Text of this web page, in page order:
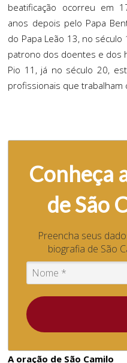
beatificação ocorreu em
anos depois pelo Papa
do Papa Leão 13, no século
patrono dos doentes e dos
Pio 11, já no século 20,
profissionais que trabalham
Conheça
de São
Preencha seus
biografia de São
A oração de São Camilo